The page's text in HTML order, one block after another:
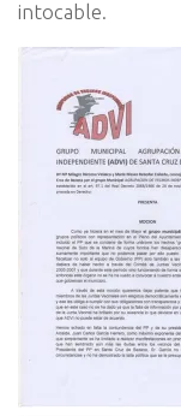
intocable.